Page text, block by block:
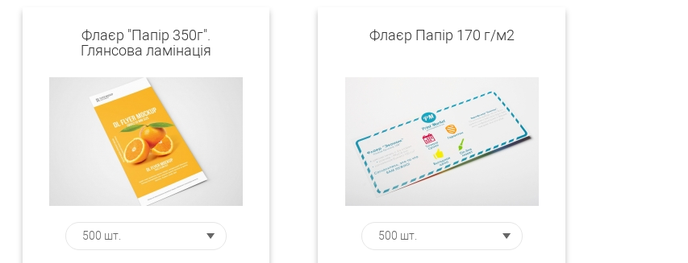
Флаєр "Папір 350г".
Глянсова ламінація
Флаєр Папір 170 г/м2